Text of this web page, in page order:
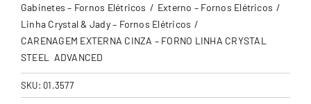
Gabinetes – Fornos Elétricos
Externo – Fornos Elétricos
Linha Crystal & Jady – Fornos Elétricos
CARENAGEM EXTERNA CINZA – FORNO LINHA CRYSTAL
STEEL ADVANCED
SKU: 01.3577